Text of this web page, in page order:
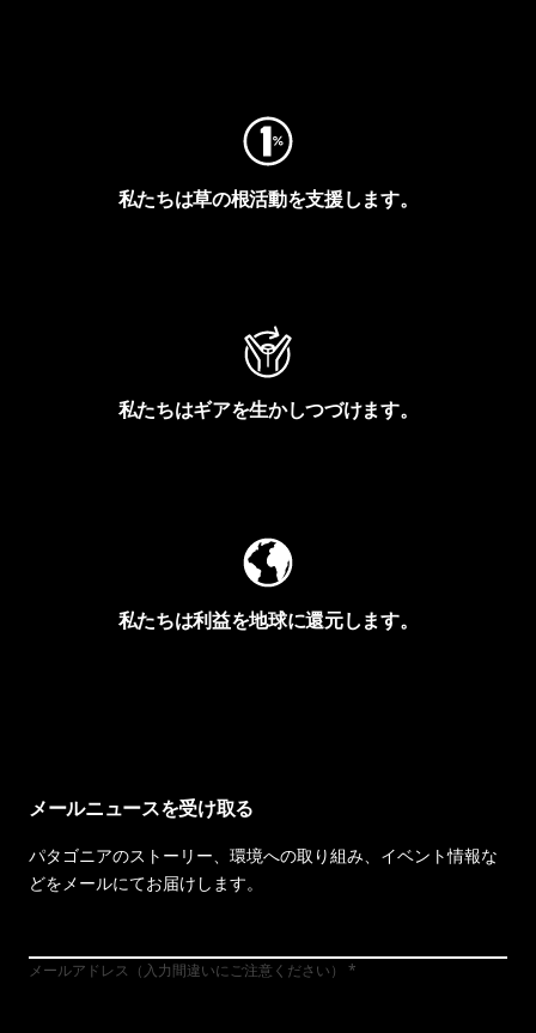
私たちは草の根活動を支援します。
私たちはギアを生かしつづけます。
私たちは利益を地球に還元します。
メールニュースを受け取る
パタゴニアのストーリー、環境への取り組み、イベント情報な
どをメールにてお届けします。
メールアドレス（入力間違いにご注意ください）